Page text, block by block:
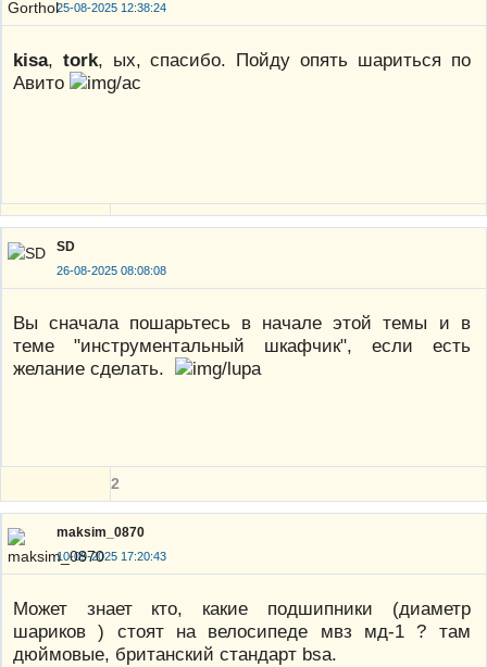
25-08-2025 12:38:24
kisa, tork, ых, спасибо. Пойду опять шариться по
Авито
SD
26-08-2025 08:08:08
Вы сначала пошарьтесь в начале этой темы и в
теме "инструментальный шкафчик", если есть
желание сделать.
2
maksim_0870
10-09-2025 17:20:43
Может знает кто, какие подшипники (диаметр
шариков ) стоят на велосипеде мвз мд-1 ? там
дюймовые, британский стандарт bsa.